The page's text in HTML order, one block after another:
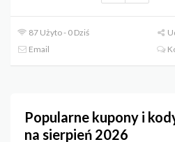
87 Użyto - 0 Dziś
Email
Popularne kupony i
na sierpień 2026